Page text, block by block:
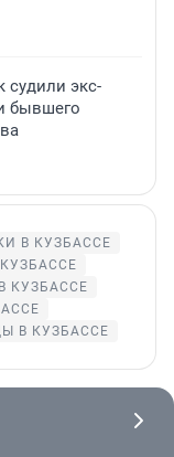
судили экс-
бывшего
В КУЗБАССЕ
КУЗБАССЕ
В КУЗБАССЕ